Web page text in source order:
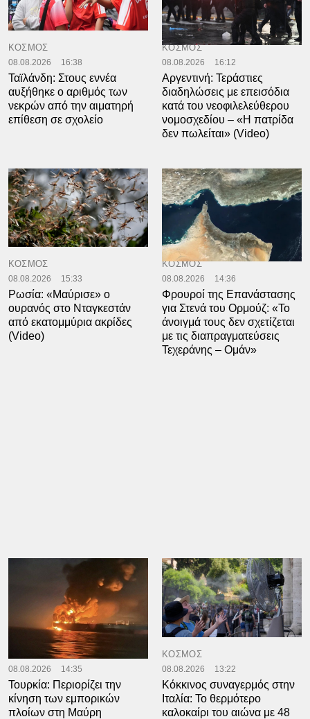
ΚΟΣΜΟΣ
08.08.2026 16:38
Ταϊλάνδη: Στους εννέα
αυξήθηκε ο αριθμός των
νεκρών από την αιματηρή
επίθεση σε σχολείο
ΚΟΣΜΟΣ
08.08.2026 16:12
Αργεντινή: Τεράστιες
διαδηλώσεις με επεισόδια
κατά του νεοφιλελεύθερου
νομοσχεδίου – «Η πατρίδα
δεν πωλείται» (Video)
ΚΟΣΜΟΣ
08.08.2026 15:33
Ρωσία: «Μαύρισε» ο
ουρανός στο Νταγκεστάν
από εκατομμύρια ακρίδες
(Video)
ΚΟΣΜΟΣ
08.08.2026 14:36
Φρουροί της Επανάστασης
για Στενά του Ορμούζ: «Το
άνοιγμά τους δεν σχετίζεται
με τις διαπραγματεύσεις
Τεχεράνης – Ομάν»
ΚΟΣΜΟΣ
08.08.2026 14:35
Τουρκία: Περιορίζει την
κίνηση των εμπορικών
πλοίων στη Μαύρη
ΚΟΣΜΟΣ
08.08.2026 13:22
Κόκκινος συναγερμός στην
Ιταλία: Το θερμότερο
καλοκαίρι του αιώνα με 48